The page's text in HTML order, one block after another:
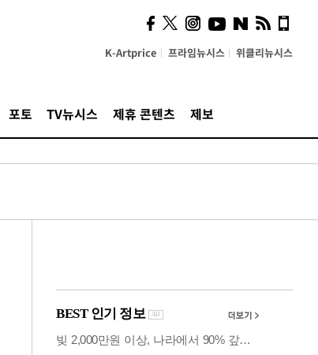
K-Artprice 프라임뉴시스 위클리뉴시스
포토 TV뉴시스 제휴 콘텐츠 제보
의견, 국토부·LH에 충실히
전달할 것"